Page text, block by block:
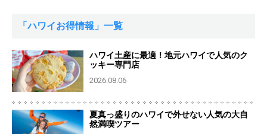
「ハワイお得情報」一覧
ハワイ土産に最適！地元ハワイで人気のク
ッキー専門店
2026.08.06
夏真っ盛りのハワイで外せない人気の大自
然満喫ツアー